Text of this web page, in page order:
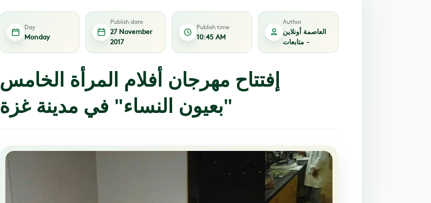
Day
Monday
Publish date
27 November
2017
Publish time
10:45 AM
Author
العاصمة أونلاين
- متابعات
إفتتاح مهرجان أفلام المرأة الخامس
"بعيون النساء" في مدينة غزة